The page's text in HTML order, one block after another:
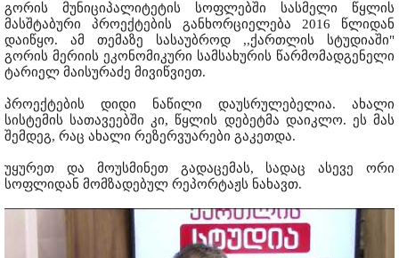
გორის მუნიციპალიტეტის სოფლებში სასმელი წყლის
მასშტაბური პროექტების განხორციელება 2016 წლიდან
დაიწყო. ამ თემაზე სასაუბროდ ,,ქართლის სტუდიაში"
გორის მერიის ეკონომიკური სამსახურის წარმომადგენელი
ტარიელ მაისურაძე მივიწვიეთ.
პროექტების დიდი ნაწილი დაუსრულებელია. ახალი
სისტემის სათავეებში კი, წყლის დებეტმა დაიკლო. ეს მას
შემდეგ, რაც ახალი რეზერვუარები გაკეთდა.
უყურეთ და მოუსმინეთ გადაცემას, სადაც ასევე ორი
სოფლიდან მომზადებულ რეპორტაჟს ნახავთ.